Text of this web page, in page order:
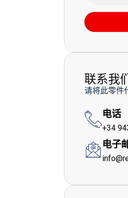
联系我
请将此零件
电话
+34
电子